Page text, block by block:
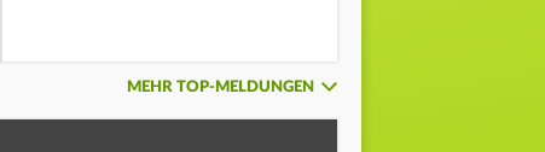
MEHR TOP-MELDUNGEN